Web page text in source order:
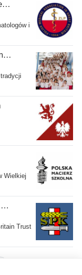
Polish Medical Association - Zwiazek Lekarzy Polskich w Wielkiej Brytanii
i
Akademia Języka Polskiego im. gen. Stanisława Maczka przy ECP
Wielkiej
Fundacja Stowarzyszenia Polskich Kombatantów w Wielkiej Brytanii
Trust